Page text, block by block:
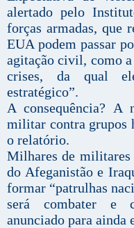
alertado pelo
forças armadas, que
EUA podem passar
agitação civil, como a
crises, da qual
estratégico”.
A consequência? A
militar contra grupos
o relatório.
Milhares de militares
do Afeganistão e
formar “patrulhas
será combater e
anunciado para ainda